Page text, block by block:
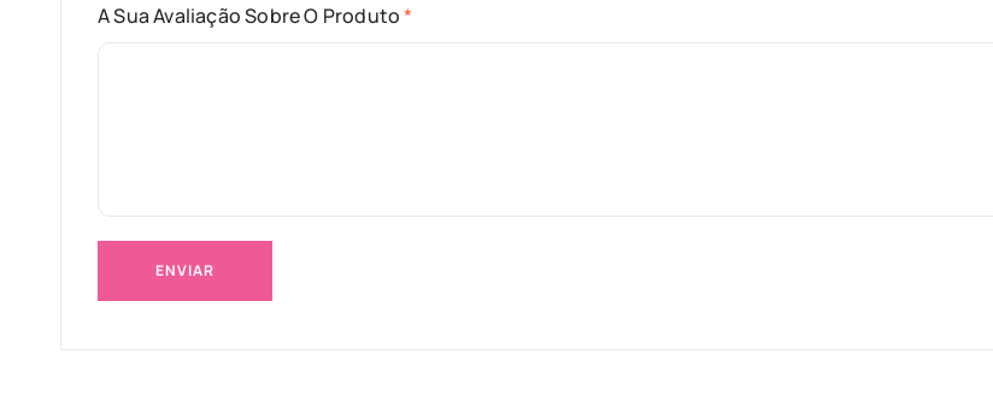
A Sua Avaliação Sobre O Produto*